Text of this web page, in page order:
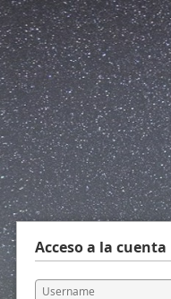
Acceso a la cuenta